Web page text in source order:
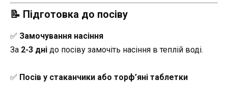
📝 Підготовка до посіву
✅ Замочування насіння
За 2-3 дні до посіву замочіть насіння в теплій воді.
✅ Посів у стаканчики або торф’яні таблетки